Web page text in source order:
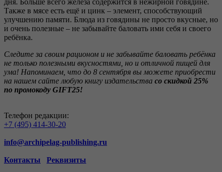
дня. Больше всего железа содержится в нежирной говядине.
Также в мясе есть ещё и цинк – элемент, способствующий
улучшению памяти. Блюда из говядины не просто вкусные, но
и очень полезные – не забывайте баловать ими себя и своего
ребёнка.
Следите за своим рационом и не забывайте баловать ребёнка
не только полезными вкусностями, но и отличной пищей для
ума! Напоминаем, что до 8 сентября вы можете приобрести
на нашем сайте любую книгу издательства со скидкой 25%
по промокоду GIFT25!
Телефон редакции:
+7 (495) 414-30-20
info@archipelag-publishing.ru
Контакты Реквизиты